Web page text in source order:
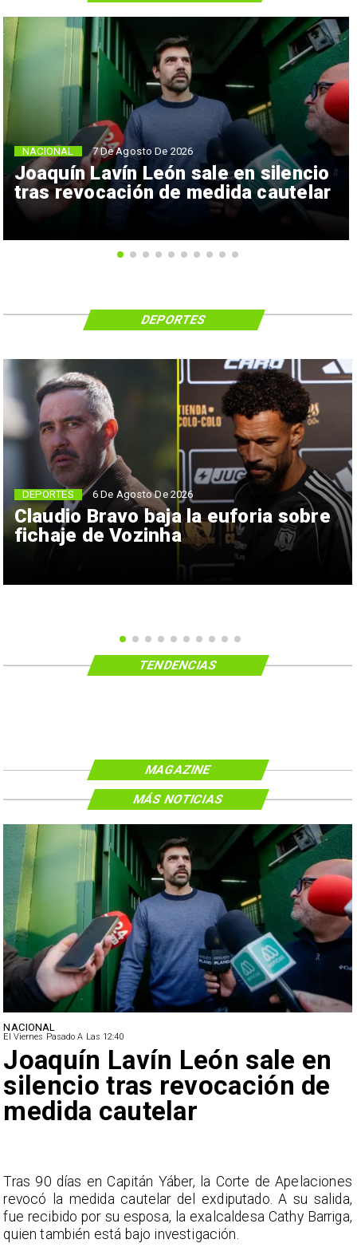
Joaquín Lavín León sale en silencio
tras revocación de medida cautelar
NACIONAL 7 De Agosto De 2026
Claudio Bravo baja la euforia sobre
fichaje de Vozinha
DEPORTES 6 De Agosto De 2026
DEPORTES
TENDENCIAS
MAGAZINE
NACIONAL
El Viernes Pasado A Las 12:40
Joaquín Lavín León sale en
silencio tras revocación de
medida cautelar
Tras 90 días en Capitán Yáber, la Corte de Apelaciones
revocó la medida cautelar del exdiputado. A su salida,
fue recibido por su esposa, la exalcaldesa Cathy Barriga,
quien también está bajo investigación.
MÁS NOTICIAS